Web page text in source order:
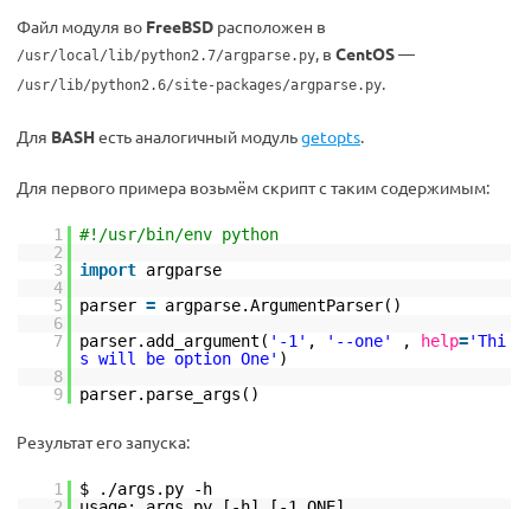
Файл модуля во FreeBSD расположен в
/usr/local/lib/python2.7/argparse.py, в CentOS—
/usr/lib/python2.6/site-packages/argparse.py.
Для BASHесть аналогичный модульgetopts.
Для первого примера возьмём скрипт с таким содержимым:
1
#!/usr/bin/env python
2
3
import argparse
4
5
parser = argparse.ArgumentParser()
6
7
parser.add_argument( '-1' , '--one' , help='Thi
s will be option One' )
8
9
parser.parse_args()
Результат его запуска:
1
$ ./args.py -h